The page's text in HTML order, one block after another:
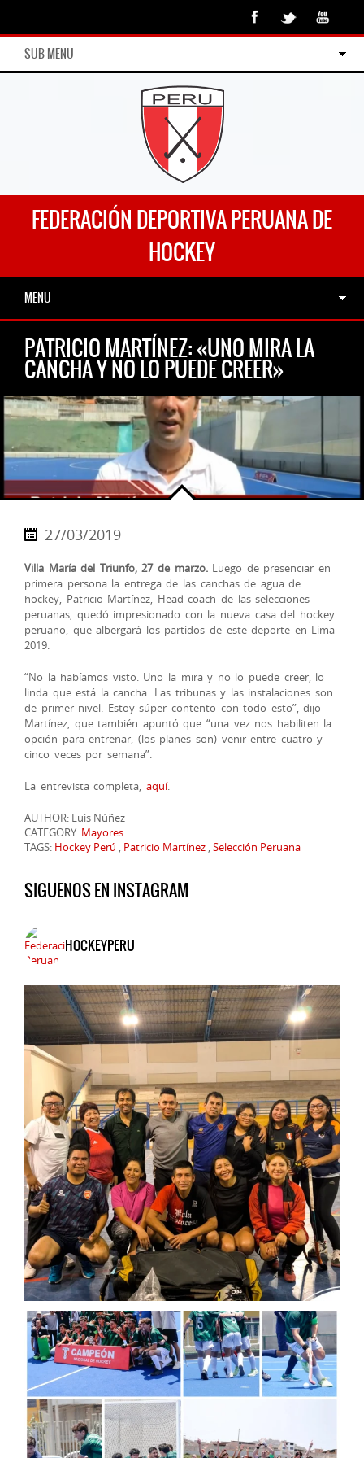
SUB MENU
FEDERACIÓN DEPORTIVA PERUANA DE
HOCKEY
MENU
PATRICIO MARTÍNEZ: «UNO MIRA LA
CANCHA Y NO LO PUEDE CREER»
27/03/2019
Villa María del Triunfo, 27 de marzo.Luego de presenciar en
primera persona la entrega de las canchas de agua de
hockey, Patricio Martínez, Head coach de las selecciones
peruanas, quedó impresionado con la nueva casa del hockey
peruano, que albergará los partidos de este deporte en Lima
2019.
“No la habíamos visto. Uno la mira y no lo puede creer, lo
linda que está la cancha. Las tribunas y las instalaciones son
de primer nivel. Estoy súper contento con todo esto”, dijo
Martínez, que también apuntó que “una vez nos habiliten la
opción para entrenar, (los planes son) venir entre cuatro y
cinco veces por semana”.
La entrevista completa, aquí.
AUTHOR: Luis Núñez
CATEGORY: Mayores
TAGS: Hockey Perú , Patricio Martínez ,Selección Peruana
SIGUENOS EN INSTAGRAM
HOCKEYPERU